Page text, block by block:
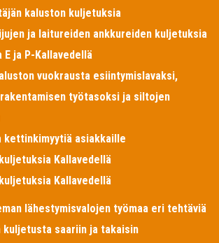
kaluston kuljetuksia
ja laitureiden ankkureiden kuljetuksia
E ja P-Kallavedellä
vuokrausta esiintymislavaksi,
työtasoksi ja siltojen
kettinkimyytiä asiakkaille
Kallavedellä
Kallavedellä
lähestymisvalojen työmaa eri tehtäviä
kuljetusta saariin ja takaisin